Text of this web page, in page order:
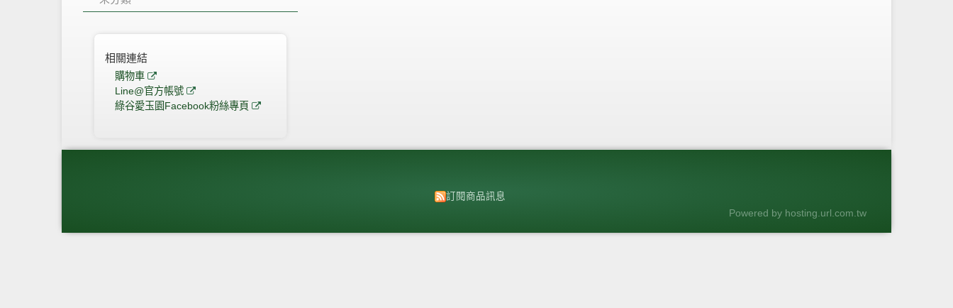
相關連結
購物車
Line@官方帳號
綠谷愛玉園Facebook粉絲專頁
訂閱商品訊息
Powered by hosting.url.com.tw